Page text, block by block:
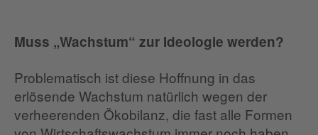
Muss „Wachstum“ zur Ideologie werden?
Problematisch ist diese Hoffnung in das
erlösende Wachstum natürlich wegen der
verheerenden Ökobilanz, die fast alle Formen